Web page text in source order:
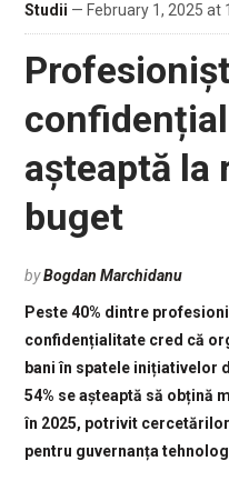
Studii — February 1, 2025 at
așteaptă la
buget
byBogdan Marchidanu
Peste 40% dintre
confidențialitate cred că
bani în spatele inițiativelor
54% se așteaptă să obțină
în 2025, potrivit
pentru guvernanța